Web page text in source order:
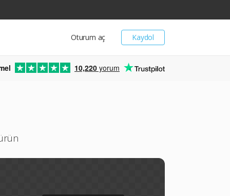
Kaydol
Oturum aç
10,220 yorum